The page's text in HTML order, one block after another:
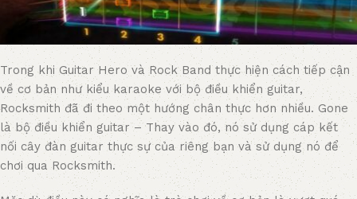
Trong khi Guitar Hero và Rock Band thực hiện cách tiếp cận
về cơ bản như kiểu karaoke với bộ điều khiển guitar,
Rocksmith đã đi theo một hướng chân thực hơn nhiều. Gone
là bộ điều khiển guitar – Thay vào đó, nó sử dụng cáp kết
nối cây đàn guitar thực sự của riêng bạn và sử dụng nó để
chơi qua Rocksmith.